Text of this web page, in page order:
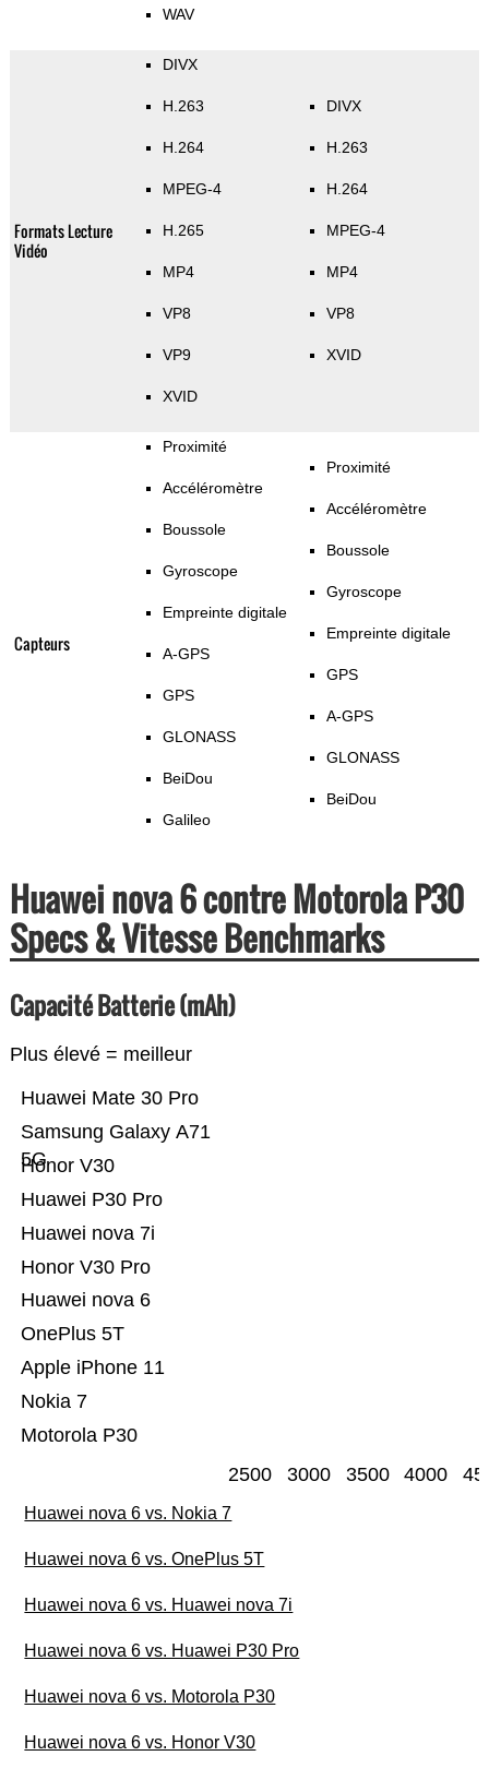
WAV
Formats Lecture
Vidéo
DIVX
H.263
H.264
MPEG-4
H.265
MP4
VP8
VP9
XVID
DIVX
H.263
H.264
MPEG-4
MP4
VP8
XVID
Capteurs
Proximité
Accéléromètre
Boussole
Gyroscope
Empreinte digitale
A-GPS
GPS
GLONASS
BeiDou
Galileo
Proximité
Accéléromètre
Boussole
Gyroscope
Empreinte digitale
GPS
A-GPS
GLONASS
BeiDou
Huawei nova 6 contre Motorola P30
Specs & Vitesse Benchmarks
Capacité Batterie (mAh)
Plus élevé = meilleur
Motorola P30
Nokia 7
Apple iPhone 11
OnePlus 5T
Huawei nova 6
Honor V30 Pro
Huawei nova 7i
Huawei P30 Pro
Honor V30
Samsung Galaxy A71
5G
Huawei Mate 30 Pro
2500 3000 3500 4000
Huawei nova 6 vs. Nokia 7
Huawei nova 6 vs. OnePlus 5T
Huawei nova 6 vs. Huawei nova 7i
Huawei nova 6 vs. Huawei P30 Pro
Huawei nova 6 vs. Motorola P30
Huawei nova 6 vs. Honor V30